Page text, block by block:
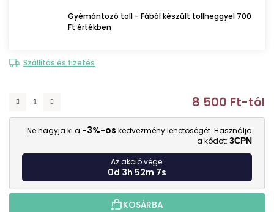
Gyémántozó toll - Fából készült tollheggyel 700
Ft értékben
Szállítás és fizetés
8 500 Ft-tól
Ne hagyja ki a -3%-os kedvezmény lehetőségét. Használja
a kódot: 3CPN
Az akció vége:
0d 3h 52m 6s
KOSÁRBA